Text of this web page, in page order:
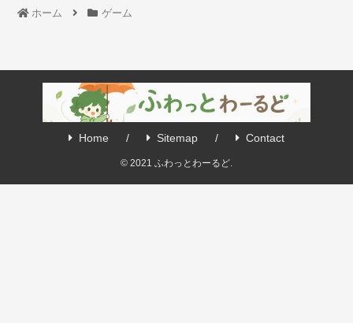
ホーム ゲーム
Home Sitemap Contact
© 2021 ふわっとわーるど.